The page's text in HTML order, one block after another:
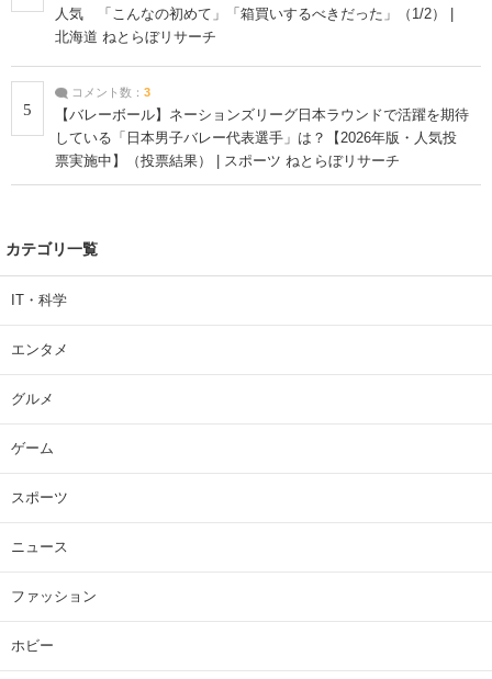
人気 「こんなの初めて」「箱買いするべきだった」（1/2） |
北海道 ねとらぼリサーチ
5
コメント数： 3
【バレーボール】ネーションズリーグ日本ラウンドで活躍を期待
している「日本男子バレー代表選手」は？【2026年版・人気投
票実施中】（投票結果） | スポーツ ねとらぼリサーチ
カテゴリ一覧
IT・科学
エンタメ
グルメ
ゲーム
スポーツ
ニュース
ファッション
ホビー